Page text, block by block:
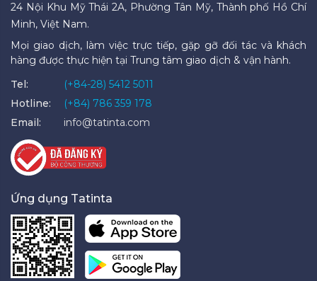
24 Nội Khu Mỹ Thái 2A, Phường Tân Mỹ, Thành phố Hồ Chí
Minh, Việt Nam.
Mọi giao dịch, làm việc trực tiếp, gặp gỡ đối tác và khách
hàng được thực hiện tại Trung tâm giao dịch & vận hành.
Tel:
(+84-28) 5412 5011
Hotline:
(+84) 786 359 178
Email:
info@tatinta.com
Ứng dụng Tatinta